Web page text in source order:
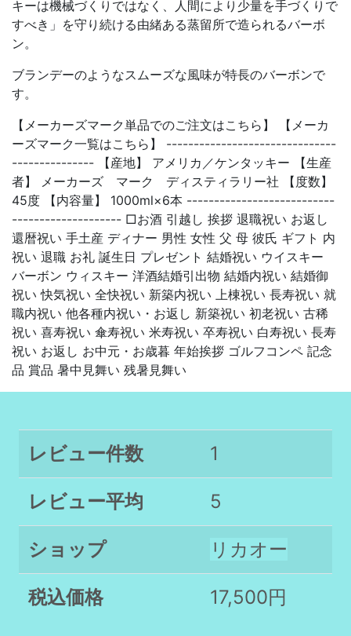
キーは機械づくりではなく、人間により少量を手づくりで
すべき」を守り続ける由緒ある蒸留所で造られるバーボ
ン。
ブランデーのようなスムーズな風味が特長のバーボンで
す。
【メーカーズマーク単品でのご注文はこちら】 【メーカ
ーズマーク一覧はこちら】 -------------------------------
--------------- 【産地】 アメリカ／ケンタッキー 【生産
者】 メーカーズ マーク ディスティラリー社 【度数】
45度 【内容量】 1000ml×6本 ---------------------------
-------------------- □お酒 引越し 挨拶 退職祝い お返し
還暦祝い 手土産 ディナー 男性 女性 父 母 彼氏 ギフト 内
祝い 退職 お礼 誕生日 プレゼント 結婚祝い ウイスキー
バーボン ウィスキー 洋酒結婚引出物 結婚内祝い 結婚御
祝い 快気祝い 全快祝い 新築内祝い 上棟祝い 長寿祝い 就
職内祝い 他各種内祝い・お返し 新築祝い 初老祝い 古稀
祝い 喜寿祝い 傘寿祝い 米寿祝い 卒寿祝い 白寿祝い 長寿
祝い お返し お中元・お歳暮 年始挨拶 ゴルフコンペ 記念
品 賞品 暑中見舞い 残暑見舞い
レビュー件数 1
レビュー平均 5
ショップ リカオー
税込価格 17,500円